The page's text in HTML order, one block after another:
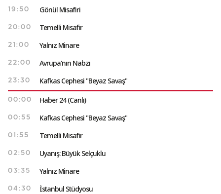
19:50 Gönül Misafiri
20:00 Temelli Misafir
21:00 Yalnız Minare
22:00 Avrupa'nın Nabzı
23:30 Kafkas Cephesi "Beyaz Savaş"
00:00 Haber 24 (Canlı)
00:55 Kafkas Cephesi "Beyaz Savaş"
01:55 Temelli Misafir
02:50 Uyanış: Büyük Selçuklu
03:35 Yalnız Minare
04:30 İstanbul Stüdyosu